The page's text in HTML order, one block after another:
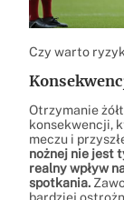
Czy warto
Otrzymanie
konsekwencji,
meczu i
nożnej nie jest
realny wpływ
spotkania.